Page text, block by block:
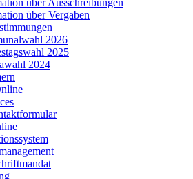
über Ausschreibungen
über Vergaben
2026
2025
2024